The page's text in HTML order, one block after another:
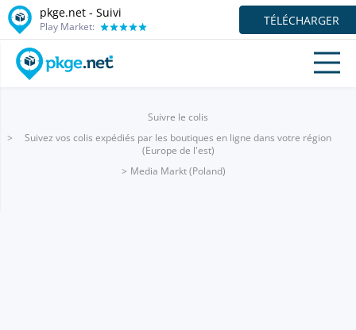
pkge.net - Suivi
Play Market: TÉLÉCHARGER
Suivre le colis
Suivez vos colis expédiés par les boutiques en ligne dans votre région
(Europe de l'est)
Media Markt (Poland)